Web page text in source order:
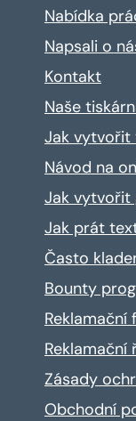
Nabídka
Napsali o
Kontakt
Naše
Jak vytvořit
Návod na
Jak vytvořit
Jak prát
Často
Bounty
Reklamační
Reklamační
Zásady
Obchodní